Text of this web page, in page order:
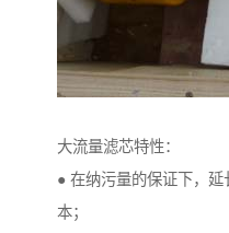
大流量滤芯特性：
● 在纳污量的保证下，
本；